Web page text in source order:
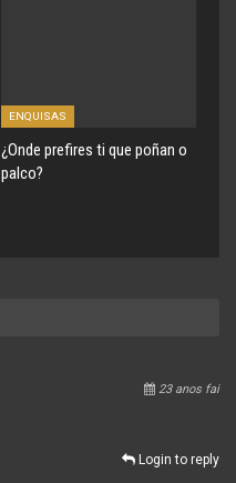
ENQUISAS
¿Onde prefires ti que poñan o
palco?
23 anos fai
Login to reply